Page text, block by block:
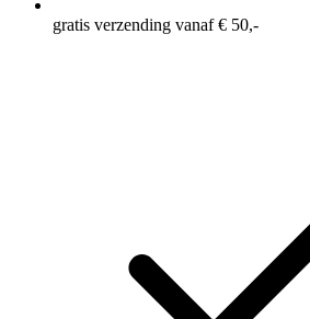
gratis verzending vanaf € 50,-